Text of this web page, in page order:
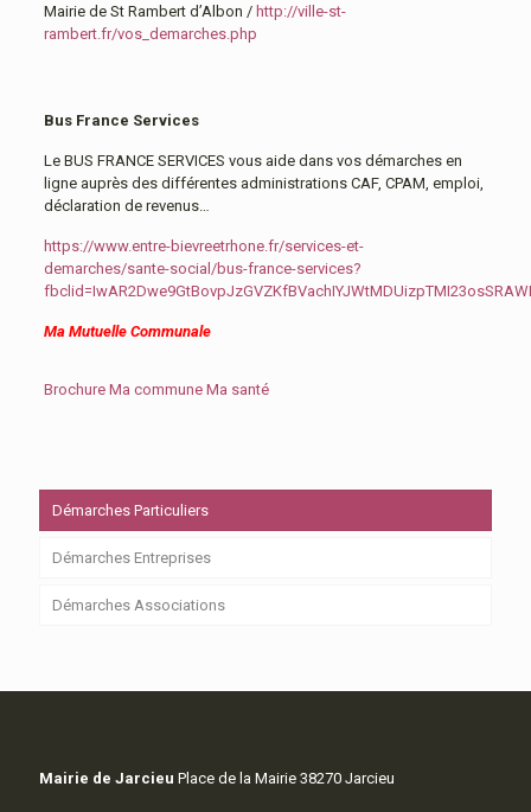
Mairie de St Rambert d’Albon / http://ville-st-
rambert.fr/vos_demarches.php
Bus France Services
Le BUS FRANCE SERVICES vous aide dans vos démarches en
ligne auprès des différentes administrations CAF, CPAM, emploi,
déclaration de revenus…
https://www.entre-bievreetrhone.fr/services-et-
demarches/sante-social/bus-france-services?
Ma Mutuelle Communale
Brochure Ma commune Ma santé
Démarches Particuliers
Démarches Entreprises
Démarches Associations
Mairie de Jarcieu Place de la Mairie 38270 Jarcieu